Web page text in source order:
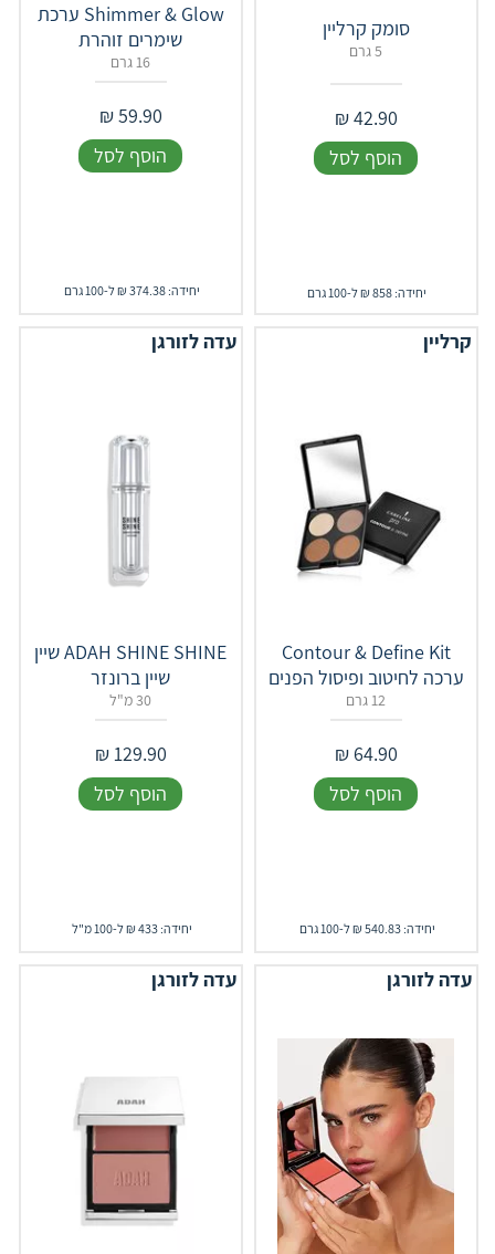
סומק קרליין
5 גרם
42.90
₪
הוסף לסל
יחידה: 858 ₪ ל-100 גרם
Shimmer & Glow ערכת
שימרים זוהרת
16 גרם
59.90
₪
הוסף לסל
יחידה: 374.38 ₪ ל-100 גרם
קרליין
Contour & Define Kit
ערכה לחיטוב ופיסול הפנים
12 גרם
64.90
₪
הוסף לסל
יחידה: 540.83 ₪ ל-100 גרם
עדה לזורגן
ADAH SHINE SHINE שיין
שיין ברונזר
30 מ"ל
129.90
₪
הוסף לסל
יחידה: 433 ₪ ל-100 מ"ל
עדה לזורגן עדה לזורגן